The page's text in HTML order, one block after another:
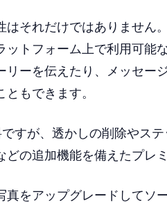
はそれだけではありません
ットフォーム上で利用可能
リーを伝えたり、メッセー
ともできます。
すが、透かしの削除やス
どの追加機能を備えたプレ
真をアップグレードしてソ